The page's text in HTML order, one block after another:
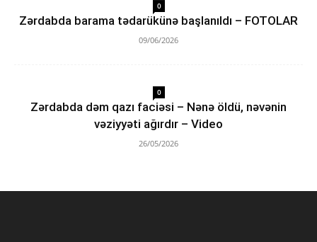
0
Zərdabda barama tədarükünə başlanıldı – FOTOLAR
09/06/2026
0
Zərdabda dəm qazı faciəsi – Nənə öldü, nəvənin
vəziyyəti ağırdır – Video
26/05/2026